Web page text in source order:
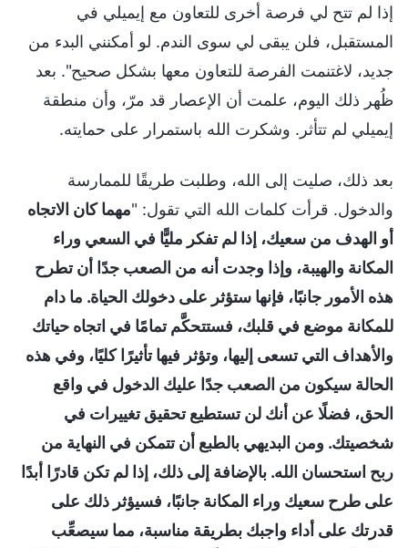
إذا لم تتح لي فرصة أخرى للتعاون مع إيميلي في
المستقبل، فلن يبقى لي سوى الندم. لو أمكنني البدء من
جديد، لاغتنمت الفرصة للتعاون معها بشكل صحيح". بعد
ظُهر ذلك اليوم، علمت أن الإعصار قد مرّ، وأن منطقة
إيميلي لم تتأثر. وشكرت الله باستمرار على حمايته.
بعد ذلك، صليت إلى الله، وطلبت طريقًا للممارسة
والدخول. قرأت كلمات الله التي تقول: "مهما كان الاتجاه
أو الهدف من سعيك، إذا لم تفكر مليًّا في السعي وراء
المكانة والهيبة، وإذا وجدت أنه من الصعب جدًا أن تطرح
هذه الأمور جانبًا، فإنها ستؤثر على دخولك الحياة. ما دام
للمكانة موضع في قلبك، فستتحكَّم تمامًا في اتجاه حياتك
والأهداف التي تسعى إليها، وتؤثر فيها تأثيرًا كليًا، وفي هذه
الحالة سيكون من الصعب جدًا عليك الدخول في واقع
الحق، فضلًا عن أنك لن تستطيع تحقيق تغييرات في
شخصيتك. ومن البديهي بالطبع أن تتمكن في النهاية من
ربح استحسان الله. بالإضافة إلى ذلك، إذا لم تكن قادرًا أبدًا
على طرح سعيك وراء المكانة جانبًا، فسيؤثر ذلك على
قدرتك على أداء واجبك بطريقة مناسبة، مما سيصعِّب